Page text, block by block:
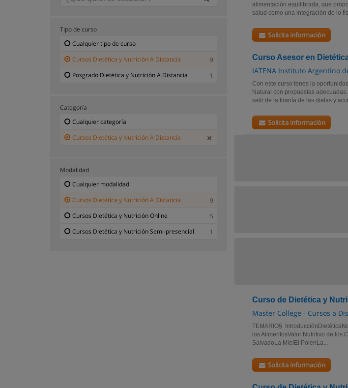
alimentación equilibrada, que
salud como una integración de lo
Solicita información
Curso Asesor en
IATENA Instituto Argentino
Con este curso tenes la
Natural con propuestas
salir de la tiranía de las dietas y
Solicita información
Curso de Dietética y
Master College - Cursos a
TEMARIO§
los AlimentosValor Nutritivo de los
SalvadoLa MielEl PolenLa...
Solicita información
Tipo de curso
Cualquier tipo de curso
Cursos Dietética y Nutrición A Distancia
9
Posgrado Dietética y Nutrición A Distancia
1
Categoría
Cualquier categoría
Cursos Dietética y Nutrición A Distancia
Modalidad
Cualquier modalidad
Cursos Dietética y Nutrición A Distancia
9
Cursos Dietética y Nutrición Online
5
Cursos Dietética y Nutrición Semi-presencial
1